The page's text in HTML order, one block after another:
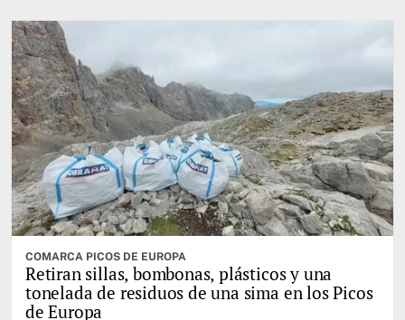
COMARCA PICOS DE EUROPA
Retiran sillas, bombonas, plásticos y una
tonelada de residuos de una sima en los Picos
de Europa